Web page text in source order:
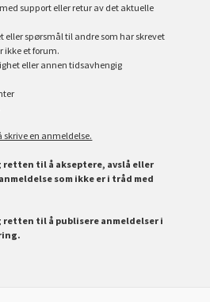
support eller retur av det aktuelle
eller spørsmål til andre som har skrevet
ikke et forum.
eller annen tidsavhengig
skrive en anmeldelse.
retten til å akseptere, avslå eller
som ikke er i tråd med
til å publisere anmeldelser i